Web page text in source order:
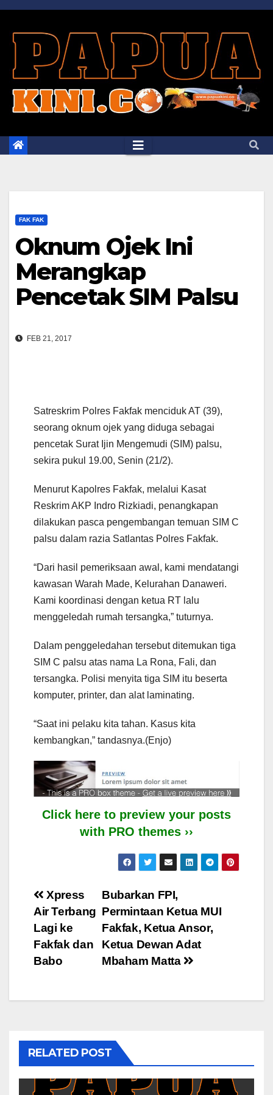
Skip
content
FAK FAK
Oknum Ojek Ini
Merangkap
Pencetak SIM Palsu
FEB 21, 2017
Satreskrim Polres Fakfak menciduk AT (39),
seorang oknum ojek yang diduga sebagai
pencetak Surat Ijin Mengemudi (SIM) palsu,
sekira pukul 19.00, Senin (21/2).
Menurut Kapolres Fakfak, melalui Kasat
Reskrim AKP Indro Rizkiadi, penangkapan
dilakukan pasca pengembangan temuan SIM C
palsu dalam razia Satlantas Polres Fakfak.
“Dari hasil pemeriksaan awal, kami mendatangi
kawasan Warah Made, Kelurahan Danaweri.
Kami koordinasi dengan ketua RT lalu
menggeledah rumah tersangka,” tuturnya.
Dalam penggeledahan tersebut ditemukan tiga
SIM C palsu atas nama La Rona, Fali, dan
tersangka. Polisi menyita tiga SIM itu beserta
komputer, printer, dan alat laminating.
“Saat ini pelaku kita tahan. Kasus kita
kembangkan,” tandasnya.(Enjo)
Click here to preview your posts
with PRO themes ››
Post
navigation
Bubarkan FPI,
Permintaan Ketua MUI
Fakfak, Ketua Ansor,
Ketua Dewan Adat
Mbaham Matta
Xpress
Air Terbang
Lagi ke
Fakfak dan
Babo
RELATED POST